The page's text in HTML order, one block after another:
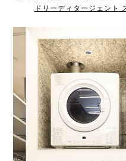
ドリーディタージェント